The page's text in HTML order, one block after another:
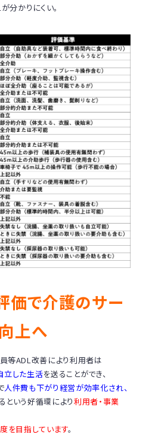
分かりにくい。
価で介護のサー
上へ
等ADL改善により利用者は
立した生活を送ることができ、
人件費も下がり経営が効率化され、
という好循環により利用者・事業
を目指しています。